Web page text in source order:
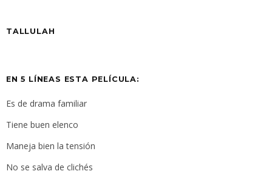
TALLULAH
EN 5 LÍNEAS ESTA PELÍCULA:
Es de drama familiar
Tiene buen elenco
Maneja bien la tensión
No se salva de clichés